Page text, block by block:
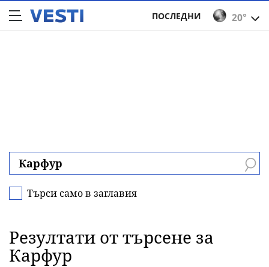
20°
ПОСЛЕДНИ
Търси само в заглавия
Резултати от търсене за
Карфур